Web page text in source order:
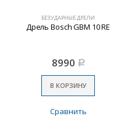
БЕЗУДАРНЫЕ ДРЕЛИ
Дрель Bosch GBM 10 RE
8990 Р
В КОРЗИНУ
Сравнить